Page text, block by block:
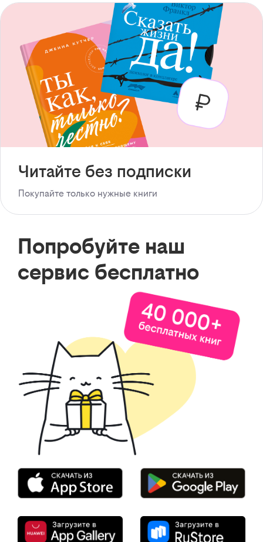
Читайте без подписки
Покупайте только нужные книги
Попробуйте наш
сервис бесплатно